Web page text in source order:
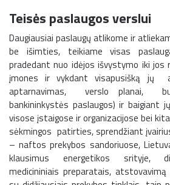
Teisės paslaugos verslui
Daugiausiai paslaugų atlikome ir
be išimties, teikiame visas
pradedant nuo idėjos išvystymo iki
įmones ir vykdant visapusišką jų
aptarnavimas, verslo planai,
bankininkystės paslaugos) ir baigiant
visose įstaigose ir organizacijose bei
sėkmingos patirties, sprendžiant
– naftos prekybos sandoriuose,
klausimus energetikos srityje,
medicininiais preparatais,